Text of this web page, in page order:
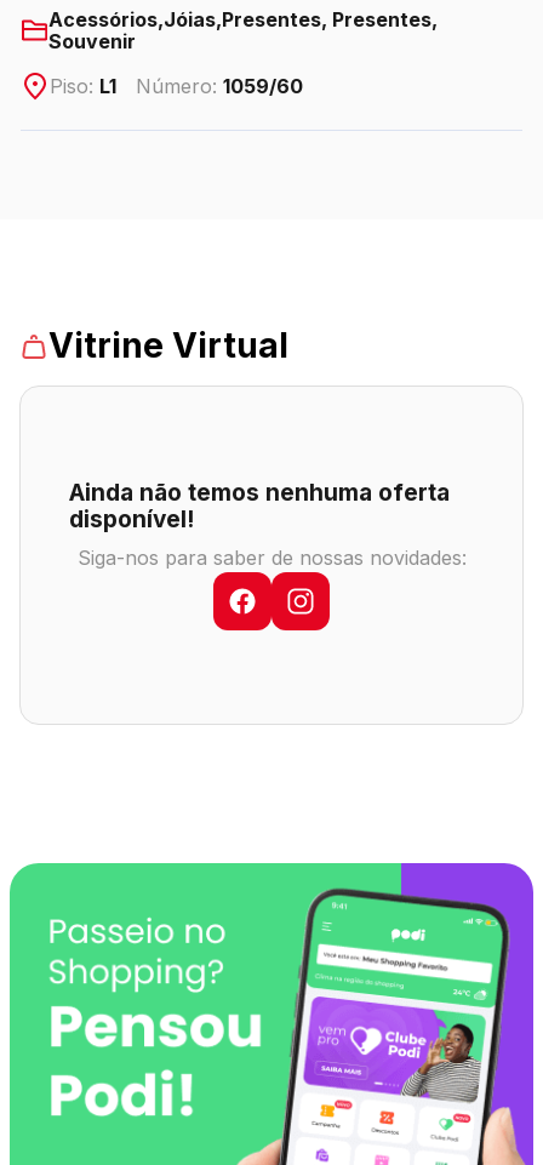
ENDEREÇO
do Iguaçu/PR
CONTATO
(45) 3939-0000
Comodidades Eventos
Acessórios,Jóias,Presentes, Presentes,
Souvenir
Piso: L1 Número: 1059/60
Vitrine Virtual
Ainda não temos nenhuma oferta
disponível!
Siga-nos para saber de nossas novidades: